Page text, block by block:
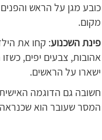
כובע מגן על הראש
מקום.
פינת השכנוע: קחו את
אהובות, צבעים יפים,
ישארו על הראשים.
חשובה גם הדוגמה
המסר שעובר הוא